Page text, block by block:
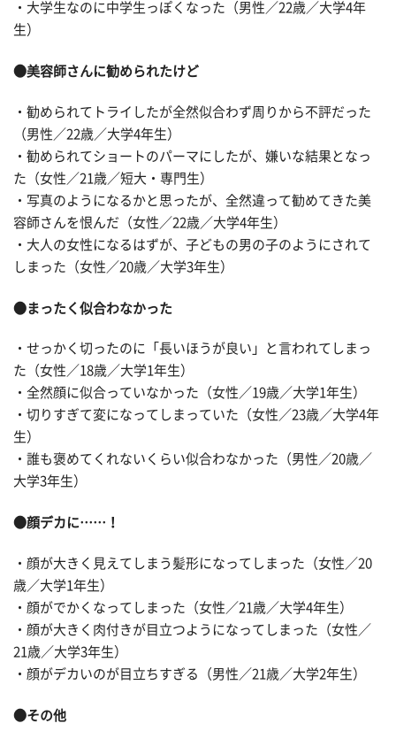
・大学生なのに中学生っぽくなった（男性／22歳／大学4年
生）
●美容師さんに勧められたけど
・勧められてトライしたが全然似合わず周りから不評だった
（男性／22歳／大学4年生）
・勧められてショートのパーマにしたが、嫌いな結果となっ
た（女性／21歳／短大・専門生）
・写真のようになるかと思ったが、全然違って勧めてきた美
容師さんを恨んだ（女性／22歳／大学4年生）
・大人の女性になるはずが、子どもの男の子のようにされて
しまった（女性／20歳／大学3年生）
●まったく似合わなかった
・せっかく切ったのに「長いほうが良い」と言われてしまっ
た（女性／18歳／大学1年生）
・全然顔に似合っていなかった（女性／19歳／大学1年生）
・切りすぎて変になってしまっていた（女性／23歳／大学4年
生）
・誰も褒めてくれないくらい似合わなかった（男性／20歳／
大学3年生）
●顔デカに……！
・顔が大きく見えてしまう髪形になってしまった（女性／20
歳／大学1年生）
・顔がでかくなってしまった（女性／21歳／大学4年生）
・顔が大きく肉付きが目立つようになってしまった（女性／
21歳／大学3年生）
・顔がデカいのが目立ちすぎる（男性／21歳／大学2年生）
●その他